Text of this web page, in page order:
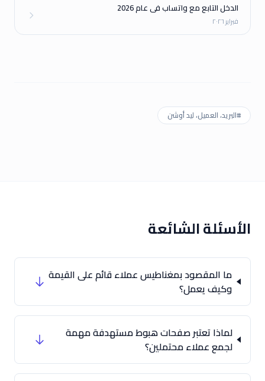
الدخل التابع مع واتساب في عام 2026
فبراير ٢٠٢٦
#البريد، العميل، ليد أوشن
الأسئلة الشائعة
ما المقصود بمغناطيس عملاء قائم على القيمة
وكيف يعمل؟
لماذا تعتبر صفحات هبوط مستهدفة مهمة
لجمع عملاء محتملين؟